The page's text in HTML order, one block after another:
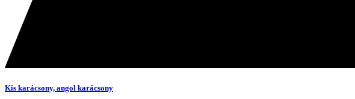
Kis karácsony, angol karácsony